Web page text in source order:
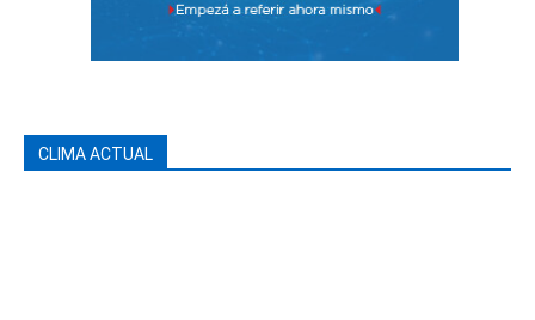
CLIMA ACTUAL